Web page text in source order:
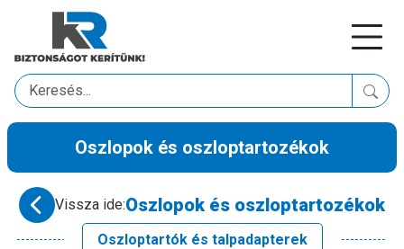
Oszlopok és oszloptartozékok
Vissza ide:Oszlopok és oszloptartozékok
Oszloptartók és talpadapterek